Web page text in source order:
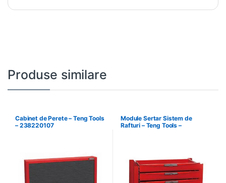
Produse similare
Cabinet de Perete – Teng Tools
– 238220107
Module Sertar Sistem de
Rafturi – Teng Tools –